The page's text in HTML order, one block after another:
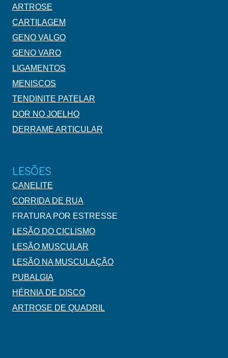
ARTROSE
CARTILAGEM
GENO VALGO
GENO VARO
LIGAMENTOS
MENISCOS
TENDINITE PATELAR
DOR NO JOELHO
DERRAME ARTICULAR
LESÕES
CANELITE
CORRIDA DE RUA
FRATURA POR ESTRESSE
LESÃO DO CICLISMO
LESÃO MUSCULAR
LESÃO NA MUSCULAÇÃO
PUBALGIA
HÉRNIA DE DISCO
ARTROSE DE QUADRIL